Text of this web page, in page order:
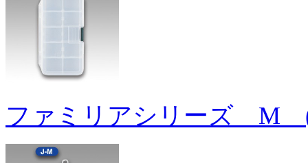
ファミリアシリーズ M